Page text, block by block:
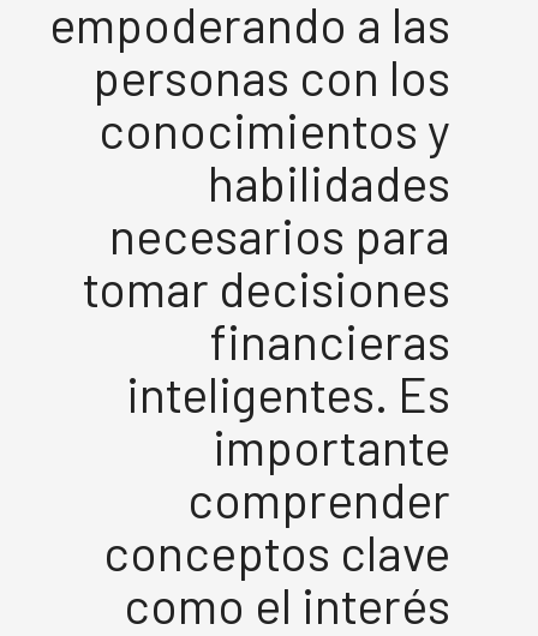
empoderando a las
personas con los
conocimientos y
habilidades
necesarios para
tomar decisiones
financieras
inteligentes. Es
importante
comprender
conceptos clave
como el interés